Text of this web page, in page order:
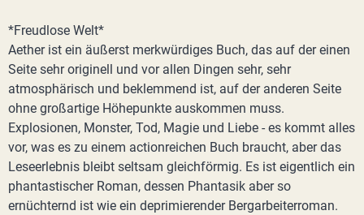
*Freudlose Welt*
Aether ist ein äußerst merkwürdiges Buch, das auf der einen
Seite sehr originell und vor allen Dingen sehr, sehr
atmosphärisch und beklemmend ist, auf der anderen Seite
ohne großartige Höhepunkte auskommen muss.
Explosionen, Monster, Tod, Magie und Liebe - es kommt alles
vor, was es zu einem actionreichen Buch braucht, aber das
Leseerlebnis bleibt seltsam gleichförmig. Es ist eigentlich ein
phantastischer Roman, dessen Phantasik aber so
ernüchternd ist wie ein deprimierender Bergarbeiterroman.